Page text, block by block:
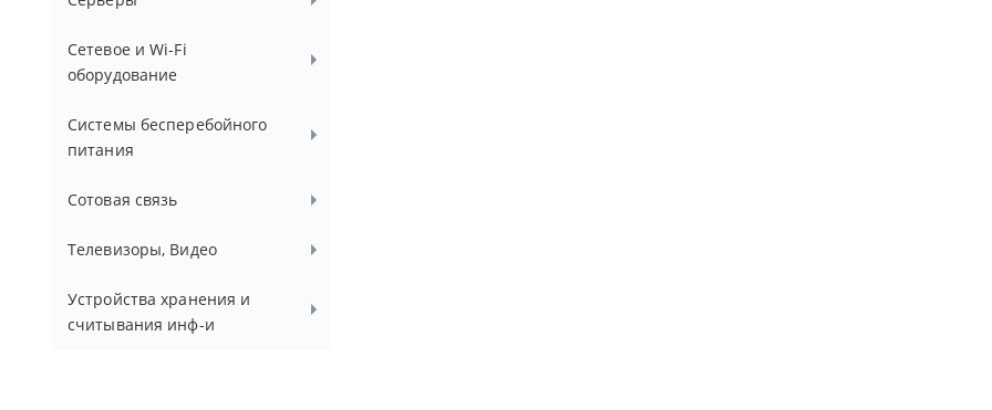
Сетевое и Wi-Fi
оборудование
Системы бесперебойного
питания
Сотовая связь
Телевизоры, Видео
Устройства хранения и
считывания инф-и